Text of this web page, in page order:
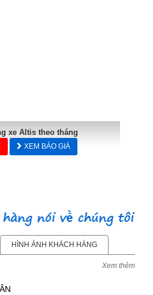
xe Altis theo tháng
XEM BÁO GIÁ
HÌNH ẢNH KHÁCH HÀNG
Xem thêm